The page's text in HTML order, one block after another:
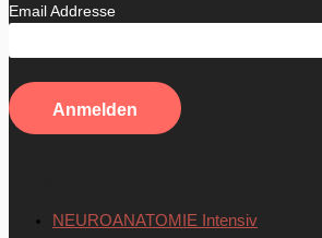
Email Addresse
NEUROANATOMIE Intensiv